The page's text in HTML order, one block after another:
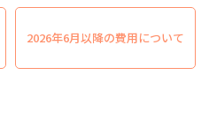
2026年6月以降の費用について